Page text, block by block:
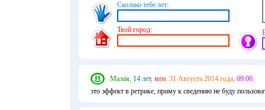
Сколько тебе лет:
Твой город:
Малая, 14 лет, мгн. 31 Августа 2014 года, 09:00.
это эффект в ретрике, приму к сведению не буду